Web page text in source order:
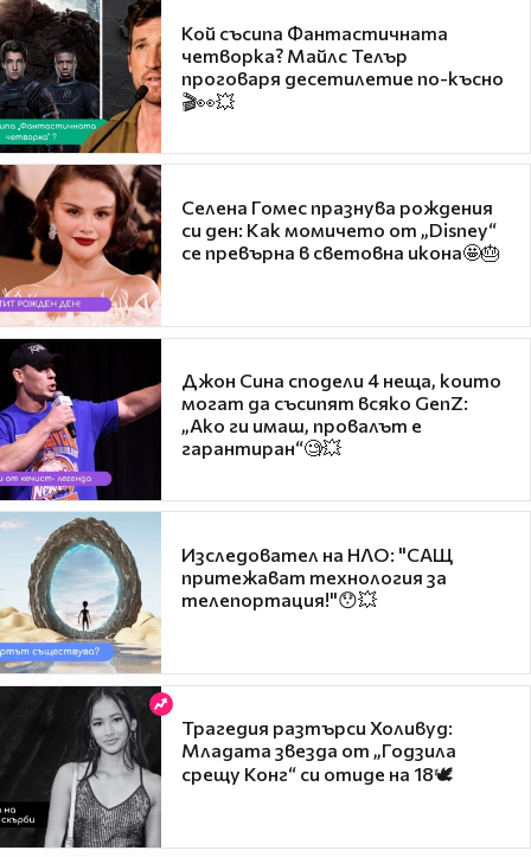
Кой съсипа Фантастичната
четворка? Майлс Телър
проговаря десетилетие по-късно
🎬👀💥
Селена Гомес празнува рождения
си ден: Как момичето от „Disney“
се превърна в световна икона🤩🎂
Джон Сина сподели 4 неща, които
могат да съсипят всяко GenZ:
„Ако ги имаш, провалът е
гарантиран“🧐💥
Изследовател на НЛО: "САЩ
притежават технология за
телепортация!"😯💥
Трагедия разтърси Холивуд:
Младата звезда от „Годзила
срещу Конг“ си отиде на 18🕊️